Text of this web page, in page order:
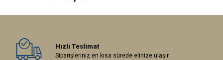
Hızlı Teslimat
Siparişleriniz en kısa sürede elinize ulaşır.